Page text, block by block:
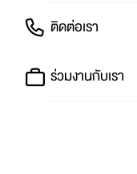
ติดต่อเรา
ร่วมงานกับเรา